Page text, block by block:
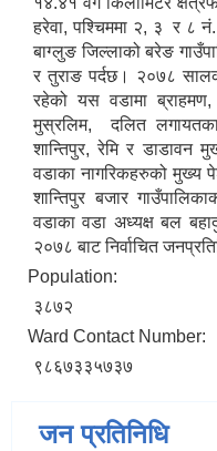
हरेवा, पश्चिममा २, ३ र ८ नं.
बाग्लुङ जिल्लाको बरेङ
र तुराङ पर्दछ। २०७८
रहेको यस वडामा
मुस्रलिम, दलित
शान्तिपुर, रेमि र
वडाका नागरिकहरुको मुख्य
शान्तिपुर बजार
वडाका वडा अध्यक्ष बल
२०७८ बाट निर्वाचित
Population:
३८७२
Ward Contact Number:
९८६७३३५७३७
जन प्रतिनिधि